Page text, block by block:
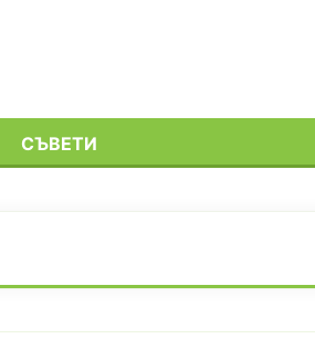
СЪВЕТИ